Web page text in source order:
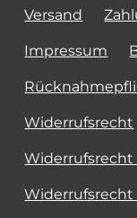
Versand
Impressum
Widerrufsrecht